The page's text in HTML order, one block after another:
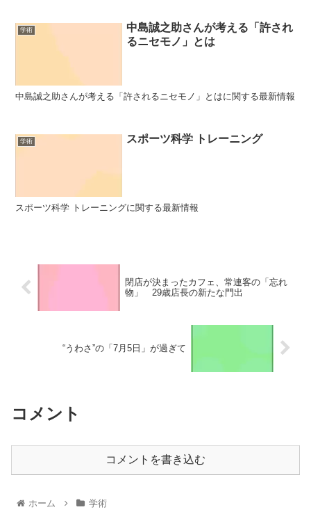
学術
中島誠之助さんが考える「許され
るニセモノ」とは
中島誠之助さんが考える「許されるニセモノ」とはに関する最新情報
学術 スポーツ科学 トレーニング
スポーツ科学 トレーニングに関する最新情報
閉店が決まったカフェ、常連客の「忘れ
物」 29歳店長の新たな門出
“うわさ”の「7月5日」が過ぎて
コメント
コメントを書き込む
ホーム 学術